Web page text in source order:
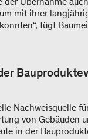
mit ihrer
fügt
Nachweisquelle
von Gebäuden
in der